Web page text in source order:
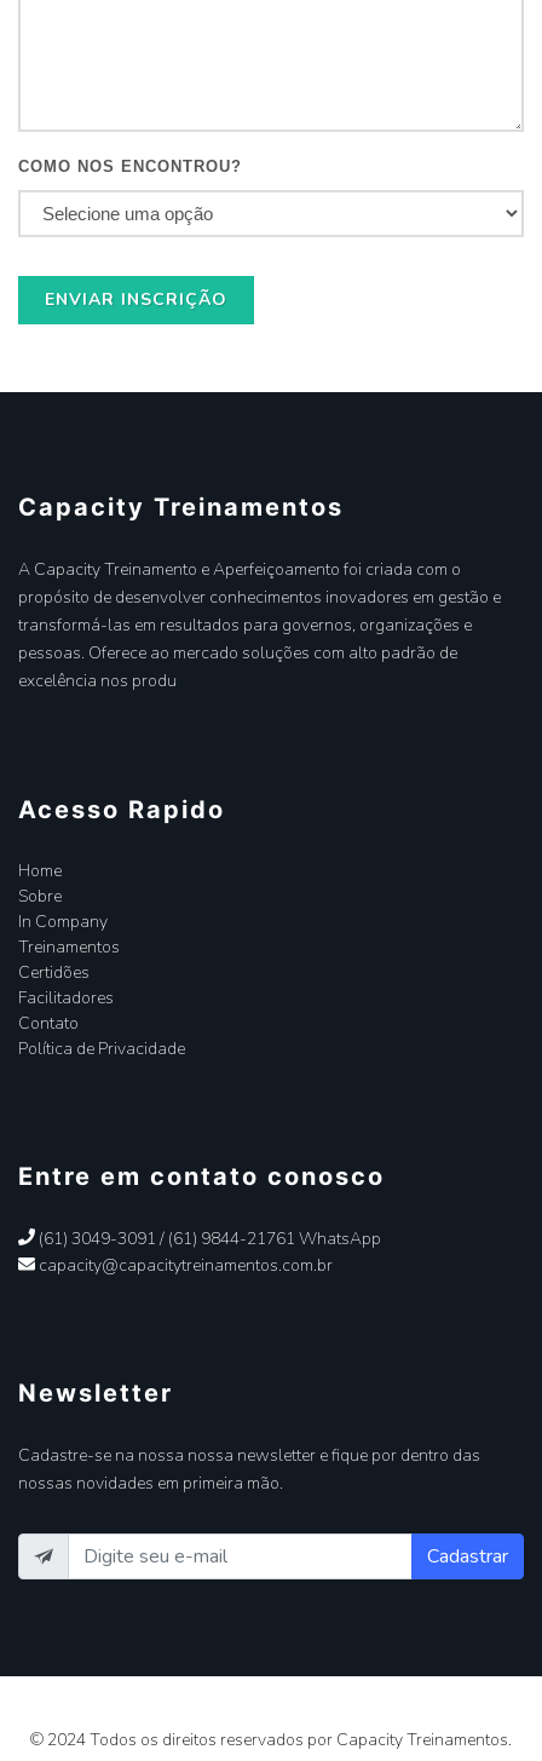
COMO NOS ENCONTROU?
ENVIAR INSCRIÇÃO
Capacity Treinamentos
A Capacity Treinamento e Aperfeiçoamento foi criada com o
propósito de desenvolver conhecimentos inovadores em gestão e
transformá-las em resultados para governos, organizações e
pessoas. Oferece ao mercado soluções com alto padrão de
excelência nos produ
Acesso Rapido
Home
Sobre
In Company
Treinamentos
Certidões
Facilitadores
Contato
Política de Privacidade
Entre em contato conosco
(61) 3049-3091 / (61) 9844-21761 WhatsApp
capacity@capacitytreinamentos.com.br
Newsletter
Cadastre-se na nossa nossa newsletter e fique por dentro das
nossas novidades em primeira mão.
Cadastrar
© 2024 Todos os direitos reservados por Capacity Treinamentos.